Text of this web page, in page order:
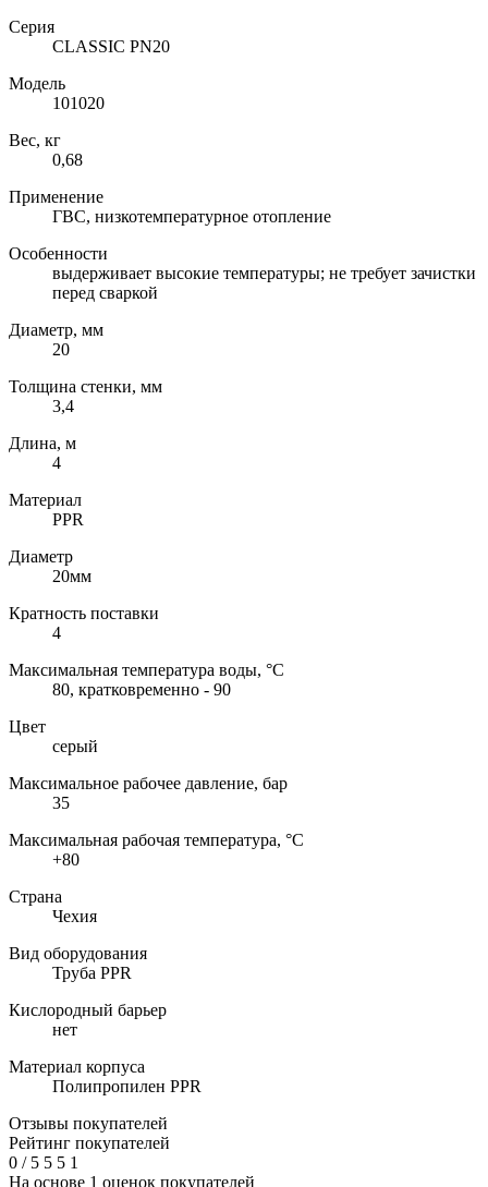
Серия
CLASSIC PN20
Модель
101020
Вес, кг
0,68
Применение
ГВС, низкотемпературное отопление
Особенности
выдерживает высокие температуры; не требует зачистки
перед сваркой
Диаметр, мм
20
Толщина стенки, мм
3,4
Длина, м
4
Материал
PPR
Диаметр
20мм
Кратность поставки
4
Максимальная температура воды, °C
80, кратковременно - 90
Цвет
серый
Максимальное рабочее давление, бар
35
Максимальная рабочая температура, °C
+80
Страна
Чехия
Вид оборудования
Труба PPR
Кислородный барьер
нет
Материал корпуса
Полипропилен PPR
Отзывы покупателей
Рейтинг покупателей
0 /5 5 5 1
На основе 1 оценок покупателей